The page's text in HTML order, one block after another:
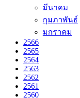
มีนาคม
กุมภาพันธ์
มกราคม
2566
2565
2564
2563
2562
2561
2560